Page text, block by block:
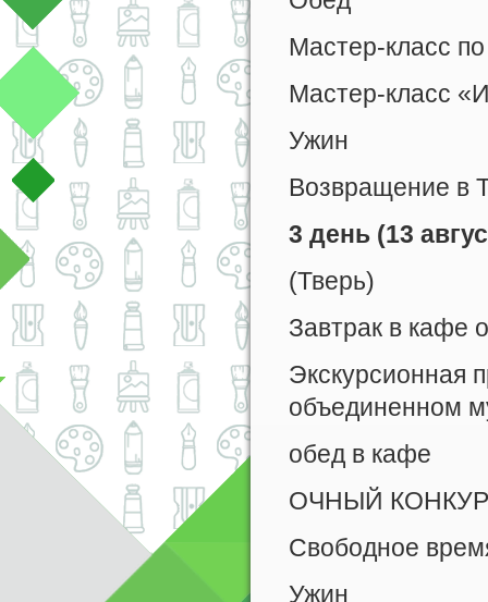
Мастер-класс
Мастер-класс
Ужин
Возвращение в
3 день (13
(Тверь)
Завтрак в кафе
Экскурсионная
объединенном
обед в кафе
ОЧНЫЙ
Свободное
Ужин